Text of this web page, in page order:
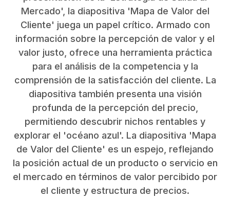
Mercado', la diapositiva 'Mapa de Valor del
Cliente' juega un papel crítico. Armado con
información sobre la percepción de valor y el
valor justo, ofrece una herramienta práctica
para el análisis de la competencia y la
comprensión de la satisfacción del cliente. La
diapositiva también presenta una visión
profunda de la percepción del precio,
permitiendo descubrir nichos rentables y
explorar el 'océano azul'. La diapositiva 'Mapa
de Valor del Cliente' es un espejo, reflejando
la posición actual de un producto o servicio en
el mercado en términos de valor percibido por
el cliente y estructura de precios.